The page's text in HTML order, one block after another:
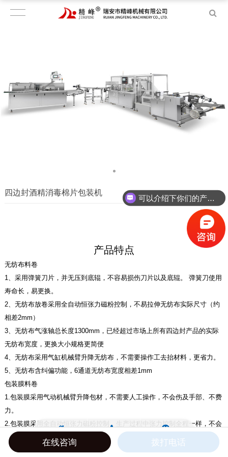
四边封酒精消毒棉片包装机
产品特点
无纺布料卷
1、采用弹簧刀片，并无压到底辊，不容易损伤刀片以及底辊。 弹簧刀使用
寿命长，易更换。
2、无纺布放卷采用全自动恒张力磁粉控制，不易拉伸无纺布实际尺寸（约
相差2mm）
3、无纺布气涨轴总长度1300mm，已经超过市场上所有四边封产品的实际
无纺布宽度，更换大小规格更简便
4、无纺布采用气缸机械臂升降无纺布，不需要操作工去抬材料，更省力。
5、无纺布含纠偏功能，6通道无纺布宽度相差1mm
包装膜料卷
1.包装膜采用气动机械臂升降包材，不需要人工操作，不会伤及手部、不费
力。
2.包装膜采用全自动恒张力磁粉控制，生产过程中张力控制全程一样，不会
出现版块偏移。
3.气涨轴长度1200mm，长度适合。
可以介绍下你们的产品么？
在线咨询 拨打电话